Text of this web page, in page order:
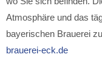
Atmosphäre und das
bayerischen Brauerei
brauerei-eck.de